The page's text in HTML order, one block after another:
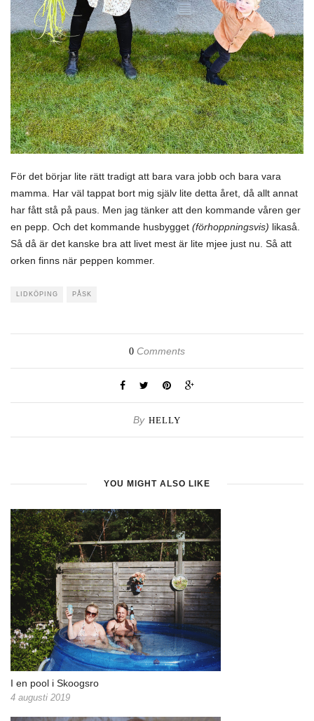
För det börjar lite rätt tradigt att bara vara jobb och bara vara
mamma. Har väl tappat bort mig själv lite detta året, då allt annat
har fått stå på paus. Men jag tänker att den kommande våren ger
en pepp. Och det kommande husbygget (förhoppningsvis) likaså.
Så då är det kanske bra att livet mest är lite mjee just nu. Så att
orken finns när peppen kommer.
LIDKÖPING PÅSK
0 Comments
By HELLY
YOU MIGHT ALSO LIKE
I en pool i Skoogsro
4 augusti 2019